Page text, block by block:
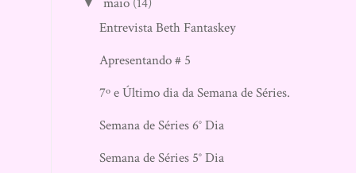
Entrevista Beth Fantaskey
Apresentando # 5
7º e Último dia da Semana de Séries.
Semana de Séries 6° Dia
Semana de Séries 5° Dia